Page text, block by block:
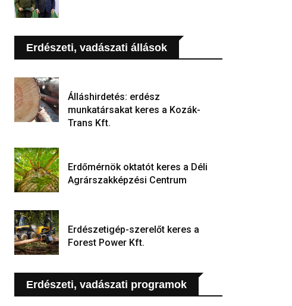
Erdészeti, vadászati állások
Álláshirdetés: erdész
munkatársakat keres a Kozák-
Trans Kft.
Erdőmérnök oktatót keres a Déli
Agrárszakképzési Centrum
Erdészetigép-szerelőt keres a
Forest Power Kft.
Erdészeti, vadászati programok